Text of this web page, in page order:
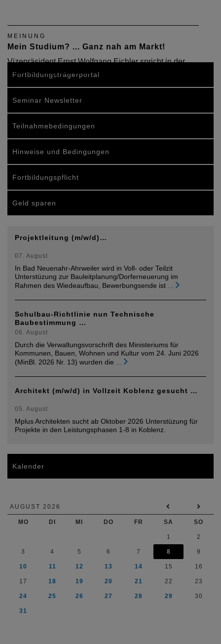
MEINUNG
Mein Studium? ... Ganz nah am Markt!
Vizepräsident Ernst Wolfgang Eichler spricht in der
DAB Juniausgabe 2008 Klartext
Fortbildungsträgerportal
Seminar Newsletter
Teilnahmebedingungen
Hinweise und Bedingungen
Fortbildungspflicht
Geld sparen
Projektleitung (m/w/d)…
07. August
In Bad Neuenahr-Ahrweiler wird in Voll- oder Teilzit
Unterstüzung zur Bauleitplanung/Dorferneuerung im
Rahmen des Wiedeaufbau, Bewerbungsende ist
Schulbau-Richtlinie nun Technische
Baubestimmung …
06. August
Durch die Verwaltungsvorschrift des Ministeriums für
Kommunen, Bauen, Wohnen und Kultur vom 24. Juni 2026
(MinBl. 2026 Nr. 13) wurden die
Architekt (m/w/d) in Vollzeit Koblenz gesucht …
05. August
Mplus Architekten sucht ab Oktober 2026 Unterstüzung für
Projekte in den Leistungsphasen 1-8 in Koblenz.
Kalender
AUGUST 2026
MO DI MI DO FR SA SO
1 2
3 4 5 6 7 8 9
10 11 12 13 14 15 16
17 18 19 20 21 22 23
24 25 26 27 28 29 30
31